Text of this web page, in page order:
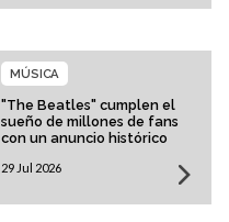
"The Beatles" cumplen el
sueño de millones de fans
con un anuncio histórico
MÚSICA
29 Jul 2026